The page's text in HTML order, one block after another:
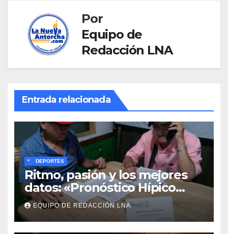
Por
Equipo de
Redacción LNA
Entrada relacionada
* DEPORTES
Ritmo, pasión y los mejores
datos: «Pronóstico Hípico
Musical» se adueña de los
domingos en La Poderosa
90.3 FM
EQUIPO DE REDACCIÓN LNA